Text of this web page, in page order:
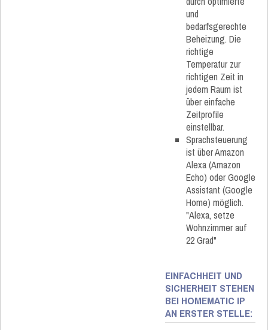
und
bedarfsgerechte
Beheizung. Die
richtige
Temperatur zur
richtigen Zeit in
jedem Raum ist
über einfache
Zeitprofile
einstellbar.
Sprachsteuerung
ist über Amazon
Alexa (Amazon
Echo) oder Google
Assistant (Google
Home) möglich.
"Alexa, setze
Wohnzimmer auf
22 Grad"
EINFACHHEIT UND
SICHERHEIT STEHEN
BEI HOMEMATIC IP
AN ERSTER STELLE: